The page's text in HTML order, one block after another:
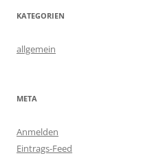
KATEGORIEN
allgemein
META
Anmelden
Eintrags-Feed